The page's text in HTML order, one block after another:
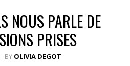
NOUS PARLE DE
PRISES
BY OLIVIA DEGOT